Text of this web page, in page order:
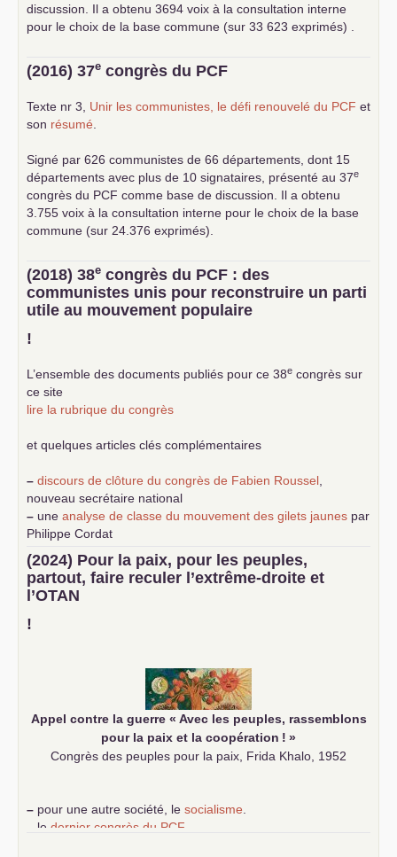
discussion. Il a obtenu 3694 voix à la consultation interne
pour le choix de la base commune (sur 33 623 exprimés) .
(2016) 37e congrès du PCF
Texte nr 3, Unir les communistes, le défi renouvelé du PCF et
son résumé
Signé par 626 communistes de 66 départements, dont 15
départements avec plus de 10 signataires, présenté au 37e
congrès du PCF comme base de discussion. Il a obtenu
3.755 voix à la consultation interne pour le choix de la base
commune (sur 24.376 exprimés).
(2018) 38e congrès du PCF : des
communistes unis pour reconstruire un parti
utile au mouvement populaire
!
L’ensemble des documents publiés pour ce 38e congrès sur
ce site
lire la rubrique du congrès
et quelques articles clés complémentaires
– discours de clôture du congrès de Fabien Roussel
nouveau secrétaire national
– une analyse de classe du mouvement des gilets jaunes par
Philippe Cordat
–
un texte de Jean-Claude Delaunay
le marxisme est la
science sociale de notre temps
–un appel proposé aux partis communistes et ouvrier
d’Europe
–
(2024) Pour la paix, pour les peuples,
partout, faire reculer l’extrême-droite et
l’OTAN
!
Appel contre la guerre « Avec les peuples, rassemblons
pour la paix et la coopération ! »
Congrès des peuples pour la paix, Frida Khalo, 1952
– pour une autre société, le socialisme
le dernier congrès du PCF